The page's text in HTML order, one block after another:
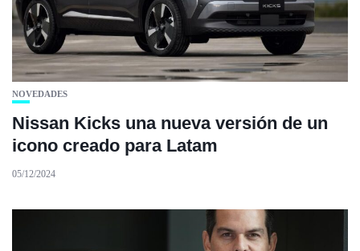
NOVEDADES
Nissan Kicks una nueva versión de un
icono creado para Latam
05/12/2024